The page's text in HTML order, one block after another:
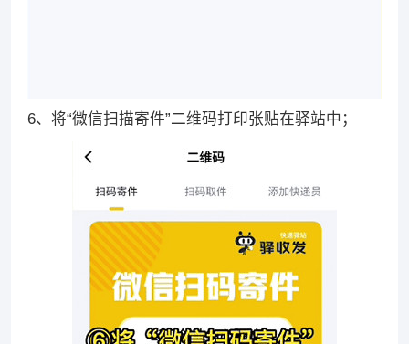
6、将“微信扫描寄件”二维码打印张贴在驿站中；